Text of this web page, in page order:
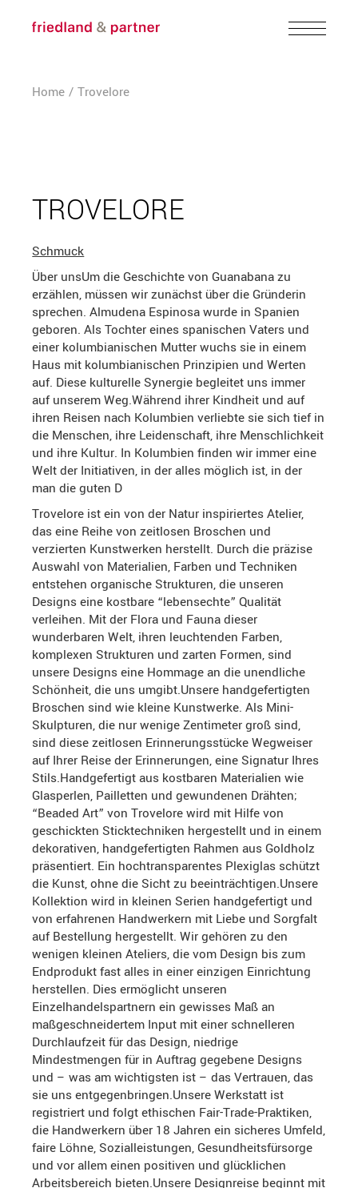
Home Trovelore
TROVELORE
Schmuck
Über unsUm die Geschichte von Guanabana zu
erzählen, müssen wir zunächst über die Gründerin
sprechen. Almudena Espinosa wurde in Spanien
geboren. Als Tochter eines spanischen Vaters und
einer kolumbianischen Mutter wuchs sie in einem
Haus mit kolumbianischen Prinzipien und Werten
auf. Diese kulturelle Synergie begleitet uns immer
auf unserem Weg.Während ihrer Kindheit und auf
ihren Reisen nach Kolumbien verliebte sie sich tief in
die Menschen, ihre Leidenschaft, ihre Menschlichkeit
und ihre Kultur. In Kolumbien finden wir immer eine
Welt der Initiativen, in der alles möglich ist, in der
man die guten D
Trovelore ist ein von der Natur inspiriertes Atelier,
das eine Reihe von zeitlosen Broschen und
verzierten Kunstwerken herstellt. Durch die präzise
Auswahl von Materialien, Farben und Techniken
entstehen organische Strukturen, die unseren
Designs eine kostbare “lebensechte” Qualität
verleihen. Mit der Flora und Fauna dieser
wunderbaren Welt, ihren leuchtenden Farben,
komplexen Strukturen und zarten Formen, sind
unsere Designs eine Hommage an die unendliche
Schönheit, die uns umgibt.Unsere handgefertigten
Broschen sind wie kleine Kunstwerke. Als Mini-
Skulpturen, die nur wenige Zentimeter groß sind,
sind diese zeitlosen Erinnerungsstücke Wegweiser
auf Ihrer Reise der Erinnerungen, eine Signatur Ihres
Stils.Handgefertigt aus kostbaren Materialien wie
Glasperlen, Pailletten und gewundenen Drähten;
“Beaded Art” von Trovelore wird mit Hilfe von
geschickten Sticktechniken hergestellt und in einem
dekorativen, handgefertigten Rahmen aus Goldholz
präsentiert. Ein hochtransparentes Plexiglas schützt
die Kunst, ohne die Sicht zu beeinträchtigen.Unsere
Kollektion wird in kleinen Serien handgefertigt und
von erfahrenen Handwerkern mit Liebe und Sorgfalt
auf Bestellung hergestellt. Wir gehören zu den
wenigen kleinen Ateliers, die vom Design bis zum
Endprodukt fast alles in einer einzigen Einrichtung
herstellen. Dies ermöglicht unseren
Einzelhandelspartnern ein gewisses Maß an
maßgeschneidertem Input mit einer schnelleren
Durchlaufzeit für das Design, niedrige
Mindestmengen für in Auftrag gegebene Designs
und – was am wichtigsten ist – das Vertrauen, das
sie uns entgegenbringen.Unsere Werkstatt ist
registriert und folgt ethischen Fair-Trade-Praktiken,
die Handwerkern über 18 Jahren ein sicheres Umfeld,
faire Löhne, Sozialleistungen, Gesundheitsfürsorge
und vor allem einen positiven und glücklichen
Arbeitsbereich bieten.Unsere Designreise beginnt mit